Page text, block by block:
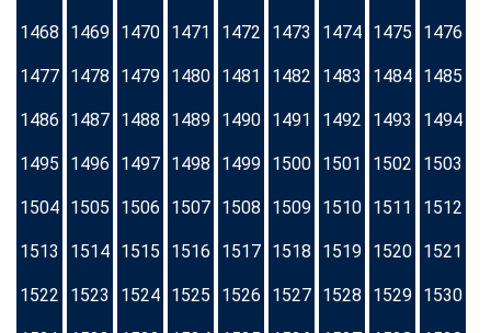
1468 1469 1470 1471 1472 1473 1474 1475 1476
1477 1478 1479 1480 1481 1482 1483 1484 1485
1486 1487 1488 1489 1490 1491 1492 1493 1494
1495 1496 1497 1498 1499 1500 1501 1502 1503
1504 1505 1506 1507 1508 1509 1510 1511 1512
1513 1514 1515 1516 1517 1518 1519 1520 1521
1522 1523 1524 1525 1526 1527 1528 1529 1530